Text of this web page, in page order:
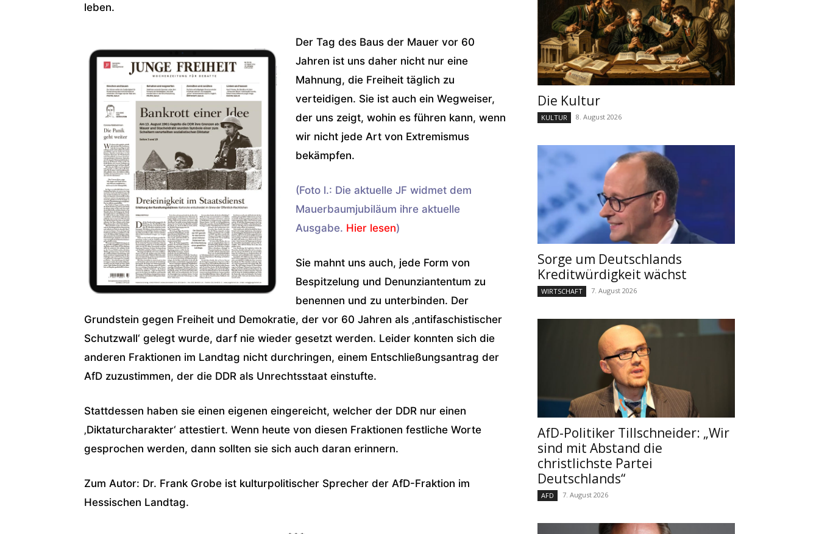
leben.
Der Tag des Baus der Mauer vor 60
Jahren ist uns daher nicht nur eine
Mahnung, die Freiheit täglich zu
verteidigen. Sie ist auch ein Wegweiser,
der uns zeigt, wohin es führen kann, wenn
wir nicht jede Art von Extremismus
bekämpfen.
(Foto l.: Die aktuelle JF widmet dem
Mauerbaumjubiläum ihre aktuelle
Ausgabe. Hier lesen)
Sie mahnt uns auch, jede Form von
Bespitzelung und Denunziantentum zu
benennen und zu unterbinden. Der
Grundstein gegen Freiheit und Demokratie, der vor 60 Jahren als ‚antifaschistischer
Schutzwall‘ gelegt wurde, darf nie wieder gesetzt werden. Leider konnten sich die
anderen Fraktionen im Landtag nicht durchringen, einem Entschließungsantrag der
AfD zuzustimmen, der die DDR als Unrechtsstaat einstufte.
Stattdessen haben sie einen eigenen eingereicht, welcher der DDR nur einen
‚Diktaturcharakter‘ attestiert. Wenn heute von diesen Fraktionen festliche Worte
gesprochen werden, dann sollten sie sich auch daran erinnern.
Zum Autor: Dr. Frank Grobe ist kulturpolitischer Sprecher der AfD-Fraktion im
Hessischen Landtag.
Die Kultur
KULTUR 8. August 2026
Sorge um Deutschlands
Kreditwürdigkeit wächst
WIRTSCHAFT 7. August 2026
AfD-Politiker Tillschneider: „Wir
sind mit Abstand die
christlichste Partei
Deutschlands“
AFD 7. August 2026